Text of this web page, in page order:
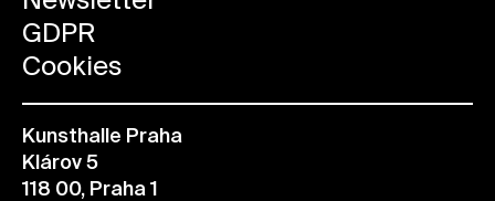
GDPR
Cookies
Kunsthalle Praha
Klárov 5
118 00, Praha 1